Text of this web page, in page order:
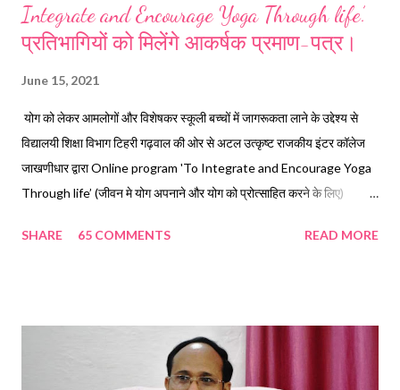
Integrate and Encourage Yoga Through life’.
प्रतिभागियों को मिलेंगे आकर्षक प्रमाण-पत्र।
June 15, 2021
योग को लेकर आमलोगों और विशेषकर स्कूली बच्चों में जागरूकता लाने के उद्देश्य से
विद्यालयी शिक्षा विभाग टिहरी गढ़वाल की ओर से अटल उत्कृष्ट राजकीय इंटर कॉलेज
जाखणीधार द्वारा Online program 'To Integrate and Encourage Yoga
Through life’ (जीवन मे योग अपनाने और योग को प्रोत्साहित करने के लिए)
अपर निदेशक माध्यमिक शिक्षा गढ़वाल मंडल पौड़ी, मुख्य शिक्षा अधिकारी टिहरी गढ़वाल
जाखणीधार के प्रधानाचार्य दिनेश प्रसाद डंगवाल ने कहा है कि विद्यालय के प्रवक्ता
सुशील डोभाल के संयोजन में अंतरराष्ट्रीय योग सप्ताह के दौरान 15 जून से 21 जून
SHARE 65 COMMENTS READ MORE